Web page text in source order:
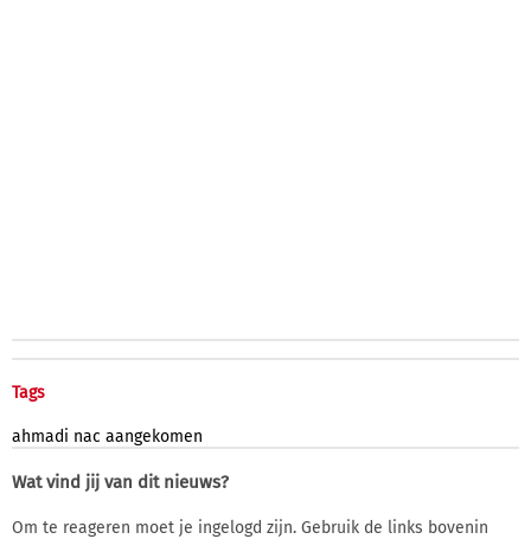
Tags
ahmadi nac aangekomen
Wat vind jij van dit nieuws?
Om te reageren moet je ingelogd zijn. Gebruik de links bovenin